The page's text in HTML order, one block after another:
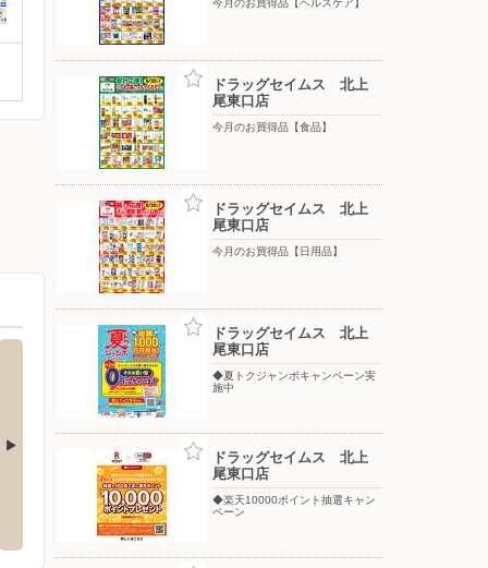
ランド川越店 ウエルシア/上尾上店
〒362-0001 埼玉県上尾市上85-1
今月のお買得品【ヘルスケア】
ドラッグセイムス 北上
尾東口店
今月のお買得品【食品】
ドラッグセイムス 北上
尾東口店
今月のお買得品【日用品】
ドラッグセイムス 北上
尾東口店
◆夏トクジャンボキャンペーン実
施中
ドラッグセイムス 北上
尾東口店
◆楽天10000ポイント抽選キャン
ペーン